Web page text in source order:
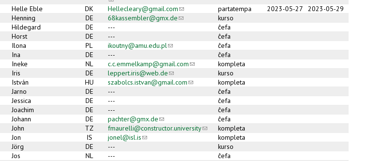
Helle Eble DK Hellecleary@gmail.com(link sends e-mail)partatempa 2023-05-27
2023-05-29
Henning DE 68kassembler@gmx.de(link sends e-mail)
kurso
Hildegard DE ---
ĉefa
Horst DE ---
ĉefa
Ilona PL ikoutny@amu.edu.pl(link sends e-mail)ĉefa
Ina DE ---
ĉefa
Ineke NL c.c.emmelkamp@gmail.com(link sends e-mail)
kompleta
Iris DE leppert.iris@web.de(link sends e-mail)kurso
István HU szabolcs.istvan@gmail.com(link sends e-mail)
kompleta
Jarno DE ---
ĉefa
Jessica DE ---
ĉefa
Joachim DE ---
ĉefa
Johann DE pachter@gmx.de(link sends e-mail)
ĉefa
John TZ fmaurelli@constructor.university(link sends e-mail)
kompleta
Jon IS jonel@isl.is(link sends e-mail)
kompleta
Jörg DE ---
kurso
Jos NL ---
ĉefa